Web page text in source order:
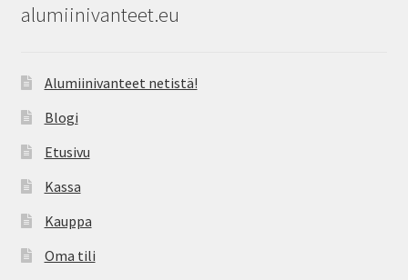
alumiinivanteet.eu
Alumiinivanteet netistä!
Blogi
Etusivu
Kassa
Kauppa
Oma tili